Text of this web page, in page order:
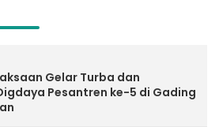
Gelar Turba dan
Pesantren ke-5 di Gading